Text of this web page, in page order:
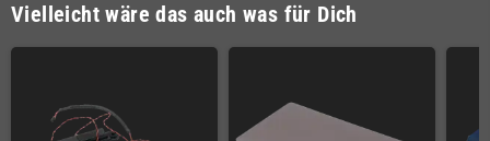
Vielleicht wäre das auch was für Dich